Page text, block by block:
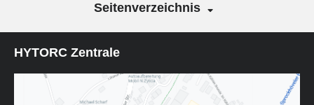
Seitenverzeichnis
HYTORC Zentrale